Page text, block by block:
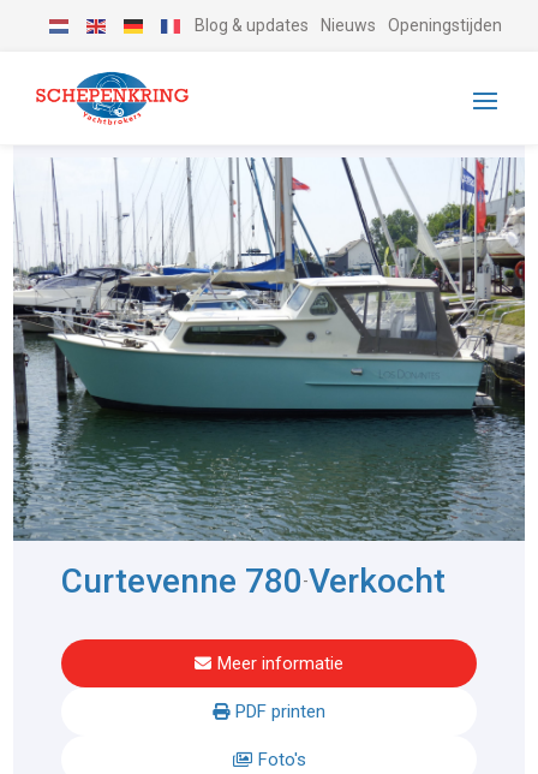
Blog & updates Nieuws Openingstijden
Curtevenne 780-Verkocht
Meer informatie
PDF printen
Foto's